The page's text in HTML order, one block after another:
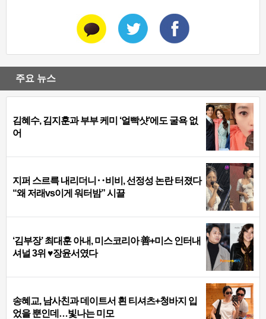
주요 뉴스
김혜수, 김지훈과 부부 케미 ‘얼빡샷’에도 굴욕 없
어
지퍼 스르륵 내리더니‥비비, 선정성 논란 터졌다
“왜 저래vs이게 워터밤” 시끌
‘김부장’ 최대훈 아내, 미스코리아 善+미스 인터내
셔널 3위 ♥장윤서였다
송혜교, 남사친과 데이트서 흰 티셔츠+청바지 입
었을 뿐인데…빛나는 미모